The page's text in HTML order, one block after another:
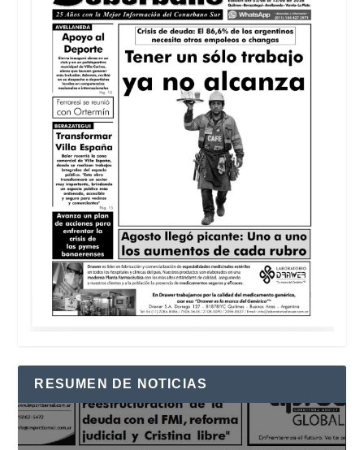
RESUMEN DE NOTICIAS
Reproductor
de
vídeo